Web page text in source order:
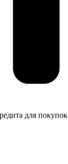
для покупок